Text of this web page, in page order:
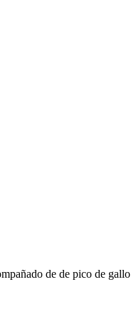
de de pico de gallo